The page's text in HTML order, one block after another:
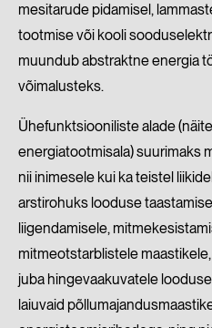
mesitarude pidamisel,
tootmise või kooli
muundub abstraktne energia
võimalusteks.
Ühefunktsiooniliste alade
energiatootmisala) suurimaks
nii inimesele kui ka teistel
arstirohuks looduse
liigendamisele,
mitmeotstarblistele
juba hingevaakuvatele
laiuvaid